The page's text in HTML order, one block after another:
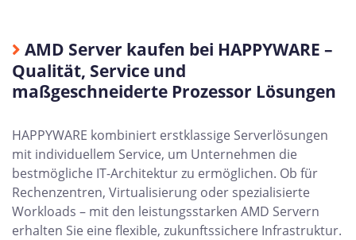
AMD Server kaufen bei HAPPYWARE –
Qualität, Service und
maßgeschneiderte Prozessor Lösungen
HAPPYWARE kombiniert erstklassige Serverlösungen
mit individuellem Service, um Unternehmen die
bestmögliche IT-Architektur zu ermöglichen. Ob für
Rechenzentren, Virtualisierung oder spezialisierte
Workloads – mit den leistungsstarken AMD Servern
erhalten Sie eine flexible, zukunftssichere Infrastruktur.